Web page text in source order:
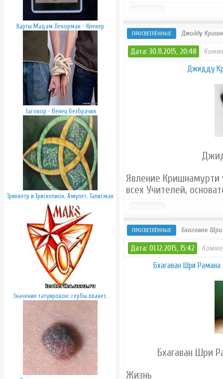
Карты Мадам Ленорман - Клевер
Заговор - Венец безбрачия
Трикветр и Трискелион. Амулет. Талисман
Значение татуировок: гербы планет.
ПРОСВЕТЛЁННЫЕ Джидду
Дата: 30.11.2015, 20:48
Джидду
Явление Кришнамурти
всех Учителей,
ПРОСВЕТЛЁННЫЕ Бхагаван
Дата: 01.12.2015, 15:42
Бхагаван Шри
Бхагаван Шри
Жизнь